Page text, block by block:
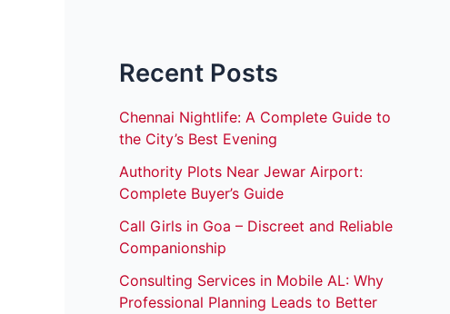
Recent Posts
Chennai Nightlife: A Complete Guide to
the City’s Best Evening
Authority Plots Near Jewar Airport:
Complete Buyer’s Guide
Call Girls in Goa – Discreet and Reliable
Companionship
Consulting Services in Mobile AL: Why
Professional Planning Leads to Better